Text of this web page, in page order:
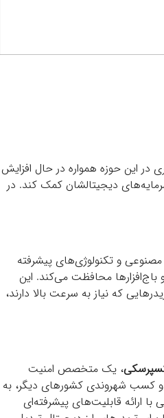
در این حوزه همواره در حال افزایش
دیجیتالشان کمک کند. در
و تکنولوژی‌های پیشرفته
محافظت می‌کند. این
که نیاز به سرعت بالا دارند،
، یک متخصص امنیت
و کسب شهروندی کشورهای دیگر، به
ارائه قابلیت‌های پیشرفته‌ای